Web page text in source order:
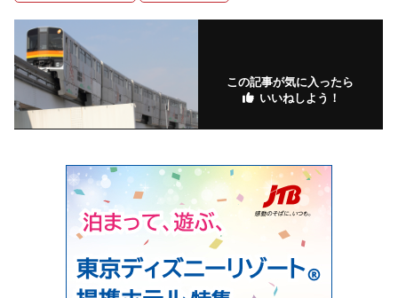
この記事が気に入ったら
いいねしよう！